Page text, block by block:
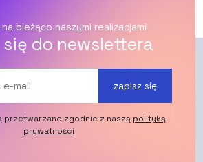
bieżąco naszymi realizacjami
do newslettera
zapisz się
przetwarzane zgodnie z naszą polityką
prywatności